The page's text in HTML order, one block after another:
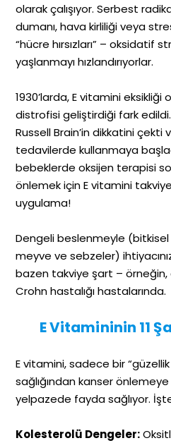
olarak çalışıyor. Serbest
dumanı, hava kirliliği veya
“hücre hırsızları” – oksidatif
yaşlanmayı hızlandırıyorlar.
1930’larda, E vitamini eksikliği
distrofisi geliştirdiği fark
Russell Brain’in dikkatini çekti
tedavilerde kullanmaya
bebeklerde oksijen terapisi
önlemek için E vitamini
uygulama!
Dengeli beslenmeyle
meyve ve sebzeler)
bazen takviye şart –
Crohn hastalığı hastalarında.
E Vitamininin 11
E vitamini, sadece bir
sağlığından kanser
yelpazede fayda sağlıyor.
Kolesterolü Dengeler: